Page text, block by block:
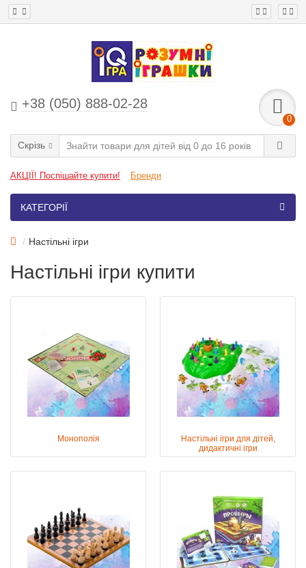
+38 (050) 888-02-28
0
Скрізь
АКЦІЇ! Поспішайте купити! Бренди
КАТЕГОРІЇ
Настільні ігри
Настільні ігри купити
Монополія
Настільні ігри для дітей,
дидактичні ігри